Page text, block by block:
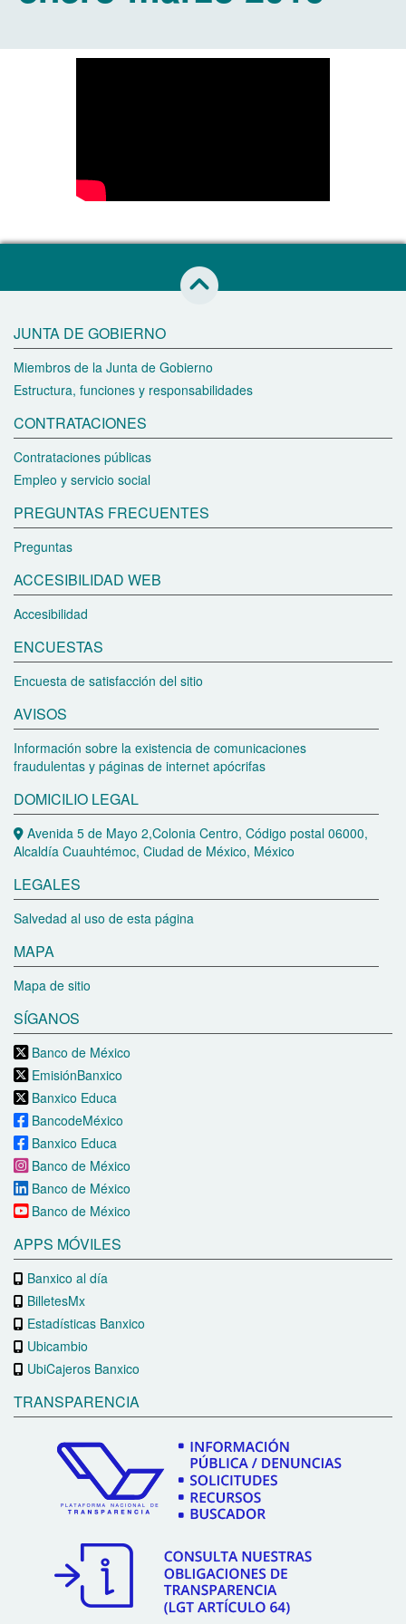
JUNTA DE GOBIERNO
Miembros de la Junta de Gobierno
Estructura, funciones y responsabilidades
CONTRATACIONES
Contrataciones públicas
Empleo y servicio social
PREGUNTAS FRECUENTES
Preguntas
ACCESIBILIDAD WEB
Accesibilidad
ENCUESTAS
Encuesta de satisfacción del sitio
AVISOS
Información sobre la existencia de comunicaciones
fraudulentas y páginas de internet apócrifas
DOMICILIO LEGAL
Avenida 5 de Mayo 2,Colonia Centro, Código postal 06000,
Alcaldía Cuauhtémoc, Ciudad de México, México
LEGALES
Salvedad al uso de esta página
MAPA
Mapa de sitio
SÍGANOS
Banco de México
EmisiónBanxico
Banxico Educa
BancodeMéxico
Banxico Educa
Banco de México
Banco de México
Banco de México
APPS MÓVILES
Banxico al día
BilletesMx
Estadísticas Banxico
Ubicambio
UbiCajeros Banxico
TRANSPARENCIA